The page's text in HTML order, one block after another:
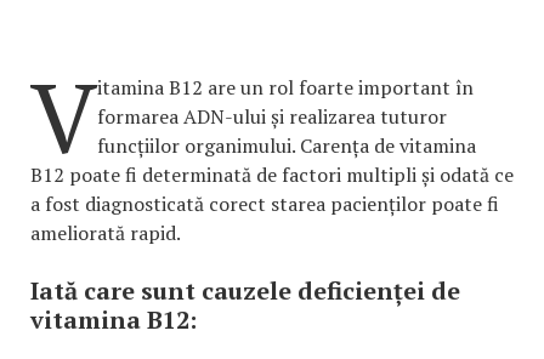
Vitamina B12 are un rol foarte important în
formarea ADN-ului și realizarea tuturor
funcțiilor organimului. Carența de vitamina
B12 poate fi determinată de factori multipli și odată ce
a fost diagnosticată corect starea pacienților poate fi
ameliorată rapid.
Iată care sunt cauzele deficienței de
vitamina B12: